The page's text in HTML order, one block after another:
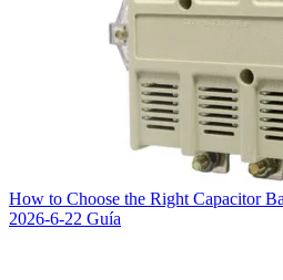
How to Choose the Right Capacitor
2026-6-22 Guía